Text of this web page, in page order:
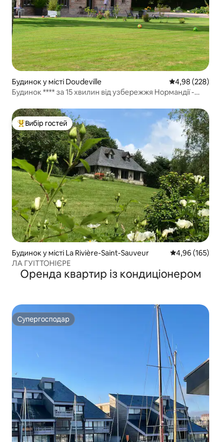
Будинок у місті Doudeville Середня
4,98 (228)
Будинок **** за 15 хвилин від узбережжя Нормандії -
Топ вибір гостей
Вибір гостей
Будинок у місті La Rivière-Saint-Sauveur Середня
4,96 (165)
ЛА ГУІТТОНІЄРЕ
Оренда квартир із кондиціонером
Супергосподар
Супергосподар